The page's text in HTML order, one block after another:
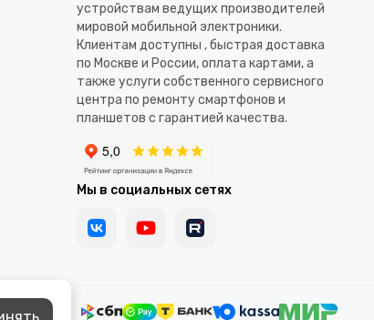
устройствам ведущих производителей
мировой мобильной электроники.
Клиентам доступны , быстрая доставка
по Москве и России, оплата картами, а
также услуги собственного сервисного
центра по ремонту смартфонов и
планшетов с гарантией качества.
Мы в социальных сетях